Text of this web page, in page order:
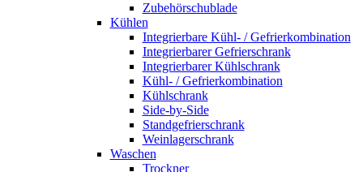
Zubehörschublade
Kühlen
Integrierbare Kühl- / Gefrierkombination
Integrierbarer Gefrierschrank
Integrierbarer Kühlschrank
Kühl- / Gefrierkombination
Kühlschrank
Side-by-Side
Standgefrierschrank
Weinlagerschrank
Waschen
Trockner